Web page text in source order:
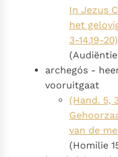
In Jezus
het
3-14.19-
(Audiëntie
archegós -
vooruitgaat
(Hand. 5,
van de
(Homilie